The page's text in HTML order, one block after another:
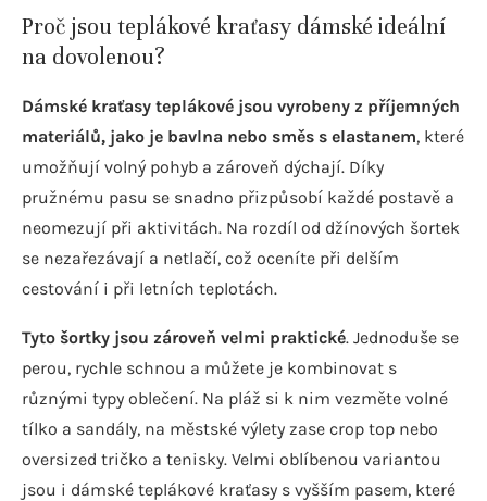
Proč jsou teplákové kraťasy dámské ideální
na dovolenou?
Dámské kraťasy teplákové jsou vyrobeny z příjemných
materiálů, jako je bavlna nebo směs s elastanem, které
umožňují volný pohyb a zároveň dýchají. Díky
pružnému pasu se snadno přizpůsobí každé postavě a
neomezují při aktivitách. Na rozdíl od džínových šortek
se nezařezávají a netlačí, což oceníte při delším
cestování i při letních teplotách.
Tyto šortky jsou zároveň velmi praktické. Jednoduše se
perou, rychle schnou a můžete je kombinovat s
různými typy oblečení. Na pláž si k nim vezměte volné
tílko a sandály, na městské výlety zase crop top nebo
oversized tričko a tenisky. Velmi oblíbenou variantou
jsou i dámské teplákové kraťasy s vyšším pasem, které